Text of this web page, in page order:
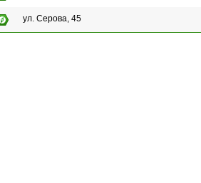
ул. Серова, 45